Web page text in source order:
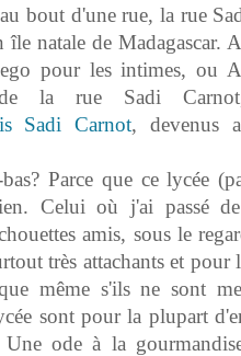
bout d'une rue, la rue
natale de Madagascar.
pour les intimes, ou
la rue Sadi
Sadi Carnot, devenus
Parce que ce lycée
Celui où j'ai passé de
amis, sous le
très attachants et pour
même s'ils ne sont
sont pour la plupart
ode à la